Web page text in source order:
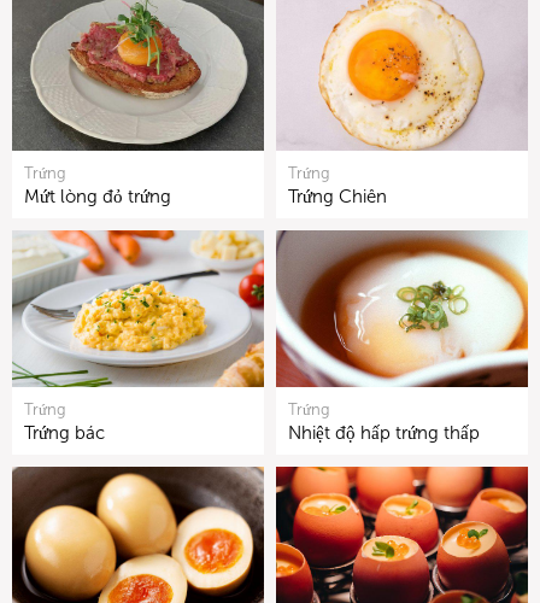
Trứng
Mứt lòng đỏ trứng
Trứng
Trứng Chiên
Trứng
Trứng bác
Trứng
Nhiệt độ hấp trứng thấp